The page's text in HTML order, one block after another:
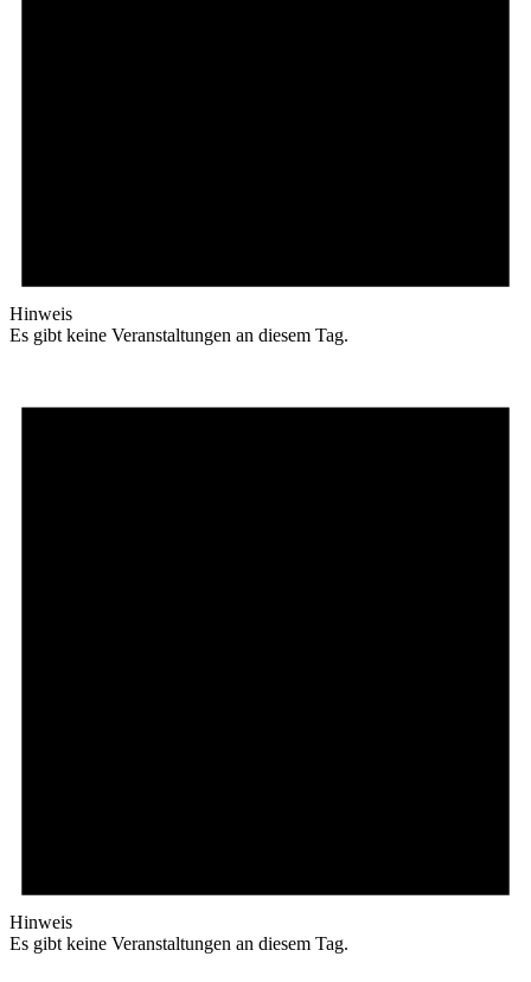
Hinweis
Es gibt keine Veranstaltungen an diesem Tag.
Hinweis
Es gibt keine Veranstaltungen an diesem Tag.